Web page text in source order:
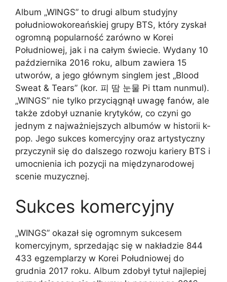
Album „WINGS” to drugi album studyjny
południowokoreańskiej grupy BTS, który zyskał
ogromną popularność zarówno w Korei
Południowej, jak i na całym świecie. Wydany 10
października 2016 roku, album zawiera 15
utworów, a jego głównym singlem jest „Blood
Sweat & Tears” (kor. 피 땀 눈물 Pi ttam nunmul).
„WINGS” nie tylko przyciągnął uwagę fanów, ale
także zdobył uznanie krytyków, co czyni go
jednym z najważniejszych albumów w historii k-
pop. Jego sukces komercyjny oraz artystyczny
przyczynił się do dalszego rozwoju kariery BTS i
umocnienia ich pozycji na międzynarodowej
scenie muzycznej.
Sukces komercyjny
„WINGS” okazał się ogromnym sukcesem
komercyjnym, sprzedając się w nakładzie 844
433 egzemplarzy w Korei Południowej do
grudnia 2017 roku. Album zdobył tytuł najlepiej